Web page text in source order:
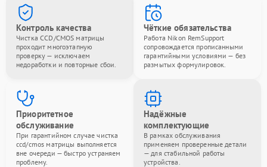
Контроль качества
Чистка CCD/CMOS матрицы
проходит многоэтапную
проверку — исключаем
недоработки и повторные сбои.
Чёткие обязательства
Работа Nikon RemSupport
сопровождается прописанными
гарантийными условиями — без
размытых формулировок.
Приоритетное
обслуживание
При гарантийном случае чистка
ccd/cmos матрицы выполняется
вне очереди — быстро устраняем
проблему.
Надёжные
комплектующие
В рамках обслуживания
применяем проверенные детали
— для стабильной работы
устройства.